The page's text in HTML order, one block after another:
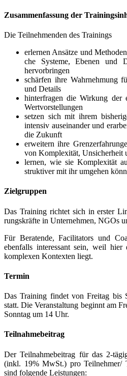
Zusam­men­fas­sung der
Die Teil­neh­men­den des Trainings
erler­nen Ansät­ze und
che Sys­te­me, Ebe­nen und
hervorbringen
schär­fen ihre Wahr­neh­mung
und Details
hin­ter­fra­gen die Wir­kung der
Wertvorstellungen
set­zen sich mit ihrem
inten­siv aus­ein­an­der und
die Zukunft
erwei­tern ihre
von Kom­ple­xi­tät, Unsi­cher­heit
ler­nen, wie sie Kom­ple­xi­tät
struk­ti­ver mit ihr umge­hen
Ziel­grup­pen
Das Trai­ning rich­tet sich in ers­ter
rungs­kräf­te in Unter­nehmen, NGOs
Für Bera­ten­de, Faci­li­ta­tors und
eben­falls inter­es­sant sein, weil
kom­ple­xen Kon­tex­ten liegt.
Ter­min
Das Trai­ning fin­det von Frei­tag bis
statt. Die Ver­an­stal­tung beginnt am
Sonn­tag um 14 Uhr.
Teil­nah­me­bei­trag
Der Teil­nah­me­bei­trag für das
(inkl. 19% MwSt.) pro Teilnehmer/
sind fol­gen­de Leistungen: